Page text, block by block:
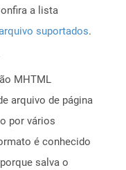
a lista
suportados.
MHTML
arquivo de página
por vários
é conhecido
salva o